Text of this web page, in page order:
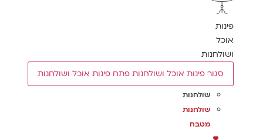
פינות
אוכל
ושולחנות
סגור פינות אוכל ושולחנות פתח פינות אוכל ושולחנות
שולחנות
שולחנות
מטבח